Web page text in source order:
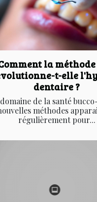
la méthode
t-elle
dentaire ?
de la santé
méthodes
régulièrement pour...